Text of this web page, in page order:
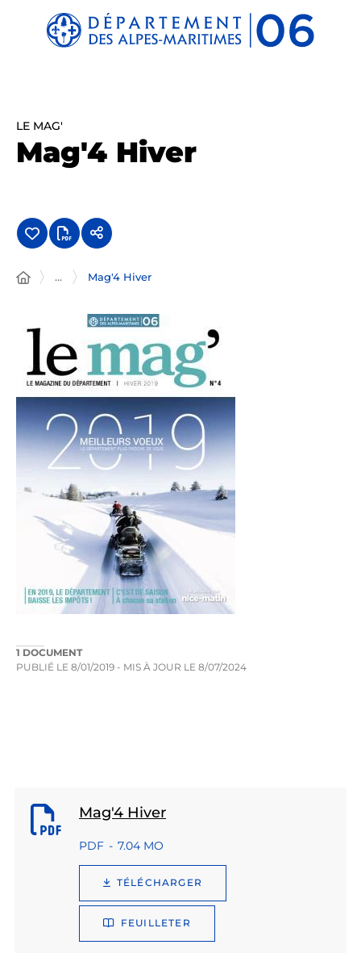
Panneau de gestion des cookies
LE MAG'
Mag'4 Hiver
... Mag'4 Hiver
1 DOCUMENT
PUBLIÉ LE 8/01/2019 - MIS À JOUR LE 8/07/2024
Mag'4 Hiver
PDF 7.04 MO
TÉLÉCHARGER
FEUILLETER